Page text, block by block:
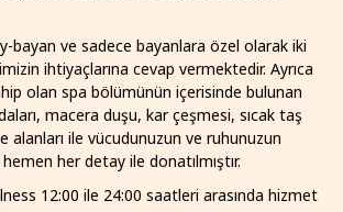
bayan ve sadece bayanlara özel olarak iki
ihtiyaçlarına cevap vermektedir. Ayrıca
olan spa bölümünün içerisinde bulunan
macera duşu, kar çeşmesi, sıcak taş
alanları ile vücudunuzun ve ruhunuzun
her detay ile donatılmıştır.
12:00 ile 24:00 saatleri arasında hizmet